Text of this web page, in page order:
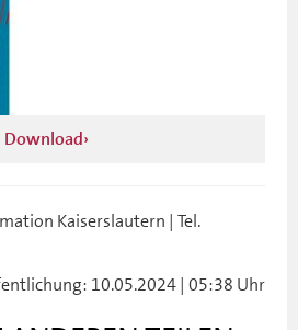
Kaiserslautern | Tel.
10.05.2024 | 05:38 Uhr